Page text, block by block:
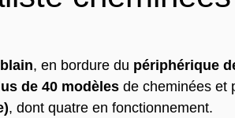
, en bordure du périphérique
de 40 modèles de cheminées et
, dont quatre en fonctionnement.